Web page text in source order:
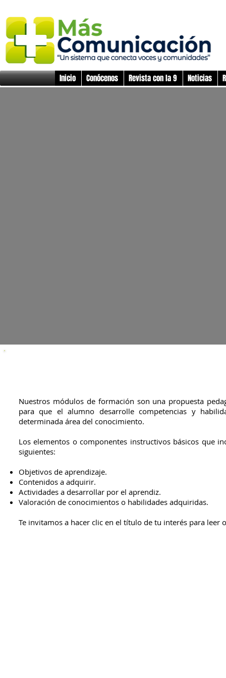
Inicio Conócenos Revista con la 9 Noticias
Nuestros módulos de formación son una propuesta
para que el alumno desarrolle competencias y
determinada área del conocimiento.
Los elementos o componentes instructivos básicos que
siguientes:
Objetivos de aprendizaje.
Contenidos a adquirir.
Actividades a desarrollar por el aprendiz.
Valoración de conocimientos o habilidades adquiridas.
Te invitamos a hacer clic en el título de tu interés para leer